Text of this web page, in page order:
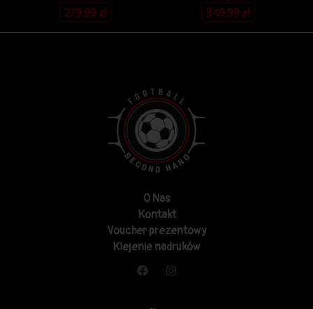
279.99zł 349.99zł
O Nas
Kontakt
Voucher prezentowy
Klejenie nadruków